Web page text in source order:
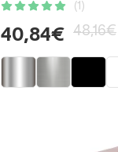
(1)
40,84€ 48,16€